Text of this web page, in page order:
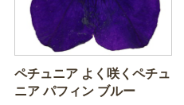
ペチュニア よく咲くペチュ
ニア パフィン ブルー